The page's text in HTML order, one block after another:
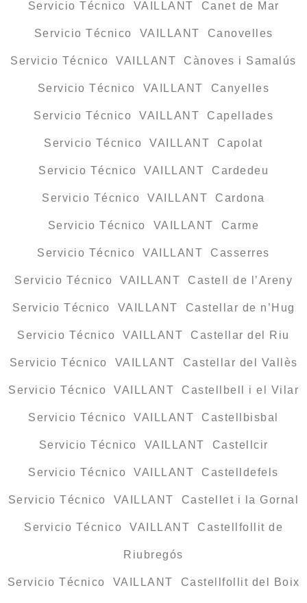
Servicio Técnico VAILLANT Canet de Mar
Servicio Técnico VAILLANT Canovelles
Servicio Técnico VAILLANT Cànoves i Samalús
Servicio Técnico VAILLANT Canyelles
Servicio Técnico VAILLANT Capellades
Servicio Técnico VAILLANT Capolat
Servicio Técnico VAILLANT Cardedeu
Servicio Técnico VAILLANT Cardona
Servicio Técnico VAILLANT Carme
Servicio Técnico VAILLANT Casserres
Servicio Técnico VAILLANT Castell de l’Areny
Servicio Técnico VAILLANT Castellar de n’Hug
Servicio Técnico VAILLANT Castellar del Riu
Servicio Técnico VAILLANT Castellar del Vallès
Servicio Técnico VAILLANT Castellbell i el Vilar
Servicio Técnico VAILLANT Castellbisbal
Servicio Técnico VAILLANT Castellcir
Servicio Técnico VAILLANT Castelldefels
Servicio Técnico VAILLANT Castellet i la Gornal
Servicio Técnico VAILLANT Castellfollit de
Riubregós
Servicio Técnico VAILLANT Castellfollit del Boix